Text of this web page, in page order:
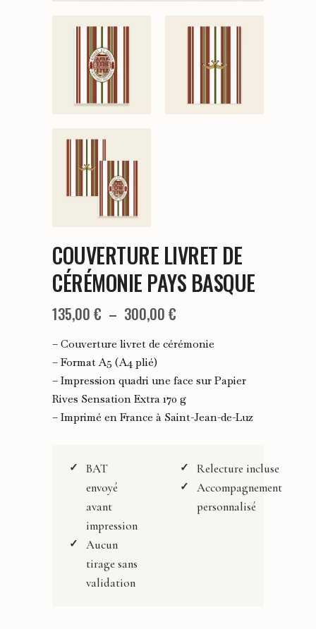
COUVERTURE LIVRET DE
CÉRÉMONIE PAYS BASQUE
135,00 € – 300,00 €
de
135,00 €
à
– Couverture livret de cérémonie
– Format A5 (A4 plié)
– Impression quadri une face sur Papier
Rives Sensation Extra 170 g
– Imprimé en France à Saint-Jean-de-Luz
BAT
envoyé
avant
impression
Aucun
tirage sans
validation
Relecture incluse
Accompagnement
personnalisé